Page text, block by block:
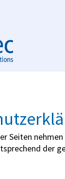
Seiten
der